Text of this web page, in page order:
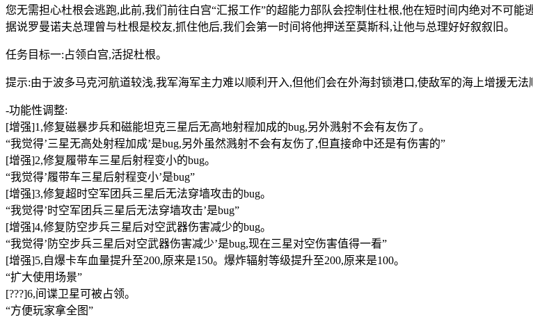
您无需担心杜根会逃跑,此前,我们前往白宫“汇报工作”的超能力部队会控制住杜根,他在短时间内绝对不可能
据说罗曼诺夫总理曾与杜根是校友,抓住他后,我们会第一时间将他押送至莫斯科,让他与总理好好叙叙旧。
任务目标一:占领白宫,活捉杜根。
提示:由于波多马克河航道较浅,我军海军主力难以顺利开入,但他们会在外海封锁港口,使敌军的海上增援无法
-功能性调整:
[增强]1,修复磁暴步兵和磁能坦克三星后无高地射程加成的bug,另外溅射不会有友伤了。
“我觉得’三星无高处射程加成’是bug,另外虽然溅射不会有友伤了,但直接命中还是有伤害的”
[增强]2,修复履带车三星后射程变小的bug。
“我觉得’履带车三星后射程变小’是bug”
[增强]3,修复超时空军团兵三星后无法穿墙攻击的bug。
“我觉得’时空军团兵三星后无法穿墙攻击’是bug”
[增强]4,修复防空步兵三星后对空武器伤害减少的bug。
“我觉得’防空步兵三星后对空武器伤害减少’是bug,现在三星对空伤害值得一看”
[增强]5,自爆卡车血量提升至200,原来是150。爆炸辐射等级提升至200,原来是100。
“扩大使用场景”
[???]6,间谍卫星可被占领。
“方便玩家拿全图”